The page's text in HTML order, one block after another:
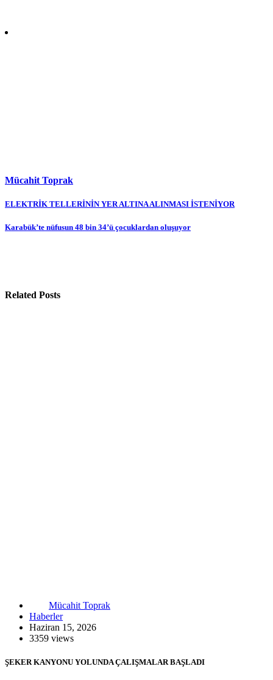
Mücahit Toprak
Yazı
gezinmesi
ELEKTRİK TELLERİNİN YER ALTINA ALINMASI İSTENİYOR
Karabük’te nüfusun 48 bin 34’ü çocuklardan oluşuyor
Related Posts
Mücahit Toprak
Haberler
Haziran 15, 2026
3359 views
ŞEKER KANYONU YOLUNDA ÇALIŞMALAR BAŞLADI